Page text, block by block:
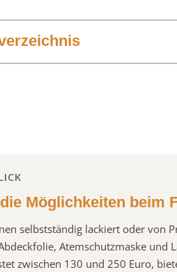
Möglichkeiten beim
selbstständig lackiert oder von
Atemschutzmaske und
zwischen 130 und 250 Euro,